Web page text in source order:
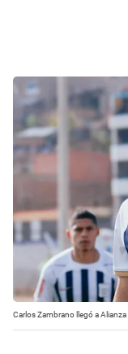
Carlos Zambrano llegó a